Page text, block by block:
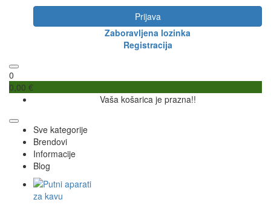
Prijava
Zaboravljena lozinka
Registracija
0
0,00 €
Vaša košarica je prazna!!
Sve kategorije
Brendovi
Informacije
Blog